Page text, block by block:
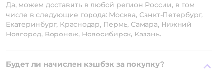
Да, можем доставить в любой регион России, в том
числе в следующие города: Москва, Санкт-Петербург,
Екатеринбург, Краснодар, Пермь, Самара, Нижний
Новгород, Воронеж, Новосибирск, Казань.
Будет ли начислен кэшбэк за покупку?